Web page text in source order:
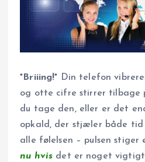
*Briiing!* Din telefon
og otte cifre stirrer tilbage
du tage den, eller er det
opkald, der stjæler både
alle følelsen – pulsen stiger
nu hvis det er noget